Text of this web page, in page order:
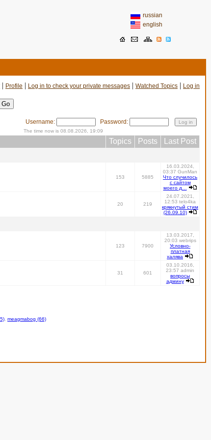
russian
english
| Profile | Log in to check your private messages | Watched Topics | Log in
Username: Password:
The time now is 08.08.2026, 19:09
Topics Posts Last Post
153 5885
16.03.2024,
03:37 GunMan
Что случилось
с сайтом
моего д…
20 219
24.07.2021,
12:53 telo4ka
крякнутый стим
(26.09.10)
123 7900
13.03.2017,
20:03 webrips
Условно-
платная
халява
31 601
03.10.2016,
23:57 admin
вопросы
админу
meagmabog (66)